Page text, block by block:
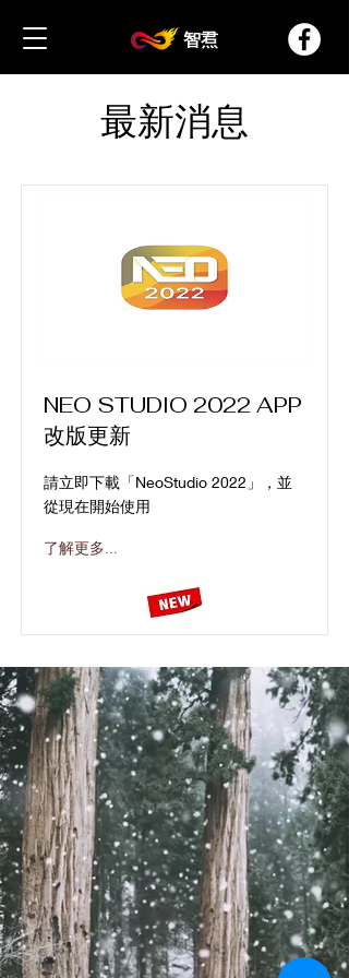
智焄
​最新消息
NEO STUDIO 2022 APP
改版更新
請立即下載「NeoStudio 2022」，並
從現在開始使用
了解更多...